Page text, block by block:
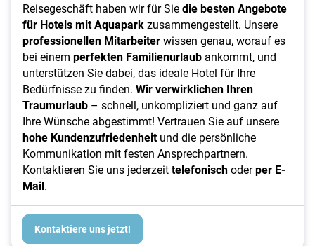
Reisegeschäft haben wir für Siedie besten Angebote
für Hotels mit Aquaparkzusammengestellt. Unsere
professionellen Mitarbeiterwissen genau, worauf es
bei einem perfekten Familienurlaub ankommt, und
unterstützen Sie dabei, das ideale Hotel für Ihre
Bedürfnisse zu finden. Wir verwirklichen Ihren
Traumurlaub – schnell, unkompliziert und ganz auf
Ihre Wünsche abgestimmt! Vertrauen Sie auf unsere
hohe Kundenzufriedenheitund die persönliche
Kommunikation mit festen Ansprechpartnern.
Kontaktieren Sie uns jederzeittelefonischoderper E-
Mail.
Kontaktiere uns jetzt!